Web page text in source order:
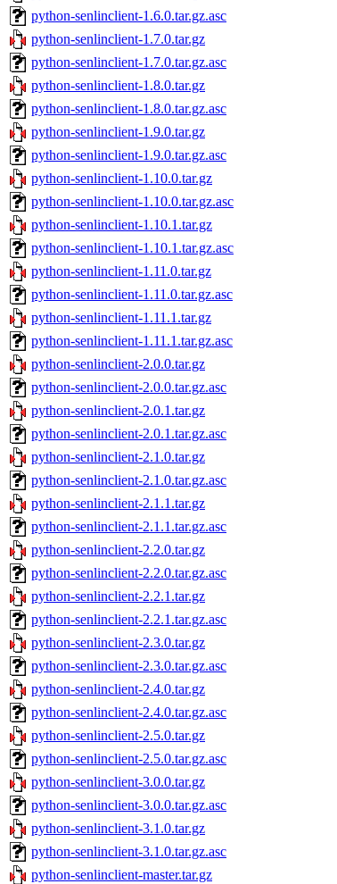
python-senlinclient-1.6.0.tar.gz.asc
python-senlinclient-1.7.0.tar.gz
python-senlinclient-1.7.0.tar.gz.asc
python-senlinclient-1.8.0.tar.gz
python-senlinclient-1.8.0.tar.gz.asc
python-senlinclient-1.9.0.tar.gz
python-senlinclient-1.9.0.tar.gz.asc
python-senlinclient-1.10.0.tar.gz
python-senlinclient-1.10.0.tar.gz.asc
python-senlinclient-1.10.1.tar.gz
python-senlinclient-1.10.1.tar.gz.asc
python-senlinclient-1.11.0.tar.gz
python-senlinclient-1.11.0.tar.gz.asc
python-senlinclient-1.11.1.tar.gz
python-senlinclient-1.11.1.tar.gz.asc
python-senlinclient-2.0.0.tar.gz
python-senlinclient-2.0.0.tar.gz.asc
python-senlinclient-2.0.1.tar.gz
python-senlinclient-2.0.1.tar.gz.asc
python-senlinclient-2.1.0.tar.gz
python-senlinclient-2.1.0.tar.gz.asc
python-senlinclient-2.1.1.tar.gz
python-senlinclient-2.1.1.tar.gz.asc
python-senlinclient-2.2.0.tar.gz
python-senlinclient-2.2.0.tar.gz.asc
python-senlinclient-2.2.1.tar.gz
python-senlinclient-2.2.1.tar.gz.asc
python-senlinclient-2.3.0.tar.gz
python-senlinclient-2.3.0.tar.gz.asc
python-senlinclient-2.4.0.tar.gz
python-senlinclient-2.4.0.tar.gz.asc
python-senlinclient-2.5.0.tar.gz
python-senlinclient-2.5.0.tar.gz.asc
python-senlinclient-3.0.0.tar.gz
python-senlinclient-3.0.0.tar.gz.asc
python-senlinclient-3.1.0.tar.gz
python-senlinclient-3.1.0.tar.gz.asc
python-senlinclient-master.tar.gz